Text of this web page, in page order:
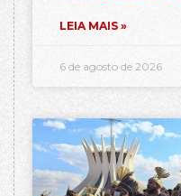
LEIA MAIS »
6 de agosto de 2026